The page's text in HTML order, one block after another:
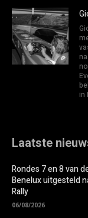
in
Laatste
Rondes 7 en 8 van
Benelux uitgesteld
Rally
06/08/2026